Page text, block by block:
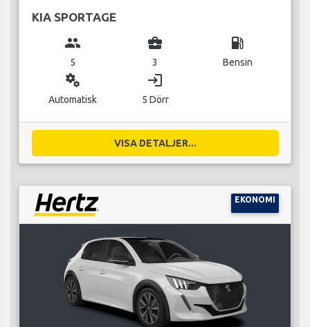
KIA SPORTAGE
group
5
business_center
3
local_gas_station
Bensin
miscellaneous_services
Automatisk
login
5 Dörr
VISA DETALJER...
EKONOMI